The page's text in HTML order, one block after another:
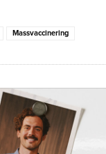
Massvaccinering